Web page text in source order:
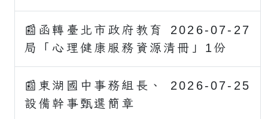
2026-07-27
📰函轉臺北市政府教育
局「心理健康服務資源清冊」1份
2026-07-25
📰東湖國中事務組長、
設備幹事甄選簡章